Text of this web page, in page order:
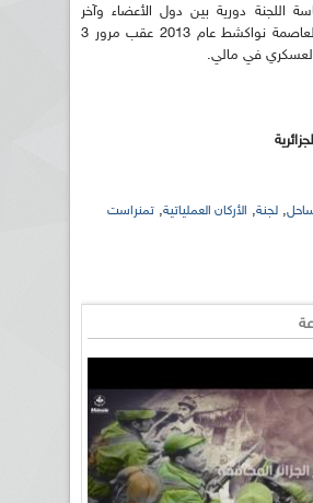
اللجنة دورية بين دول الأعضاء وآخر
اجتماع لها كان بالعاصمة نواكشط عام 2013 عقب مرور 3
في مالي.
, لجنة, الأركان العملياتية, تمنراست